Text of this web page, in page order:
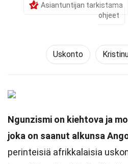
Asiantuntijan tarkistama
ohjeet
Uskonto
Ngunzismi on kiehtova ja
joka on saanut alkunsa
perinteisiä afrikkalaisia